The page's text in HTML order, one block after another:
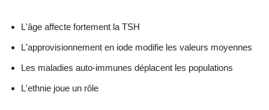
L'âge affecte fortement la TSH
L'approvisionnement en iode modifie les valeurs moyennes
Les maladies auto-immunes déplacent les populations
L'ethnie joue un rôle